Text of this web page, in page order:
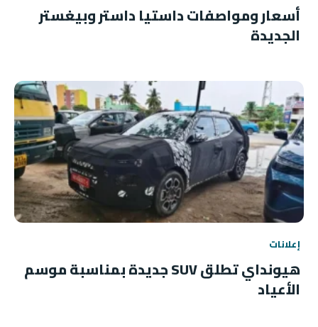
أسعار ومواصفات داستيا داستر وبيغستر
الجديدة
إعلانات
هيونداي تطلق SUV جديدة بمناسبة موسم
الأعياد